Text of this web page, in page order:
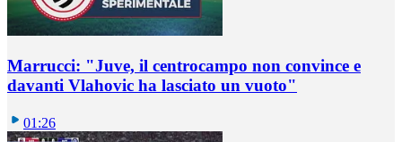
Marrucci: "Juve, il centrocampo non convince e
davanti Vlahovic ha lasciato un vuoto"
01:26